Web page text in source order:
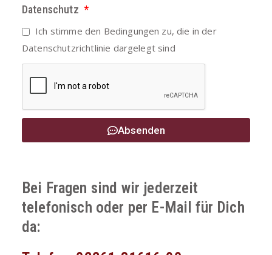
Datenschutz
Ich stimme den Bedingungen zu, die in der
Datenschutzrichtlinie dargelegt sind
Absenden
Bei Fragen sind wir jederzeit
telefonisch oder per E-Mail für Dich
da: